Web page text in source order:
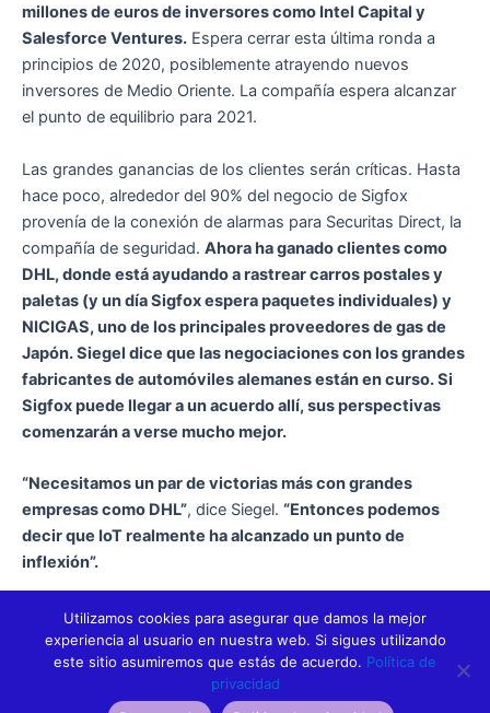
millones de euros de inversores como Intel Capital y
Salesforce Ventures. Espera cerrar esta última ronda a
principios de 2020, posiblemente atrayendo nuevos
inversores de Medio Oriente. La compañía espera alcanzar
el punto de equilibrio para 2021.
Las grandes ganancias de los clientes serán críticas. Hasta
hace poco, alrededor del 90% del negocio de Sigfox
provenía de la conexión de alarmas para Securitas Direct, la
compañía de seguridad. Ahora ha ganado clientes como
DHL, donde está ayudando a rastrear carros postales y
paletas (y un día Sigfox espera paquetes individuales) y
NICIGAS, uno de los principales proveedores de gas de
Japón. Siegel dice que las negociaciones con los grandes
fabricantes de automóviles alemanes están en curso. Si
Sigfox puede llegar a un acuerdo allí, sus perspectivas
comenzarán a verse mucho mejor.
“Necesitamos un par de victorias más con grandes
empresas como DHL”, dice Siegel. “Entonces podemos
decir que IoT realmente ha alcanzado un punto de
inflexión”.
ANTERIOR SIGUIENTE
Utilizamos cookies para asegurar que damos la mejor
experiencia al usuario en nuestra web. Si sigues utilizando
este sitio asumiremos que estás de acuerdo. Política de
privacidad